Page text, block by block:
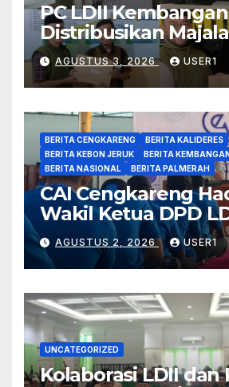
PC LDII Kembangan
Distribusikan
Nuansa kepada
Forkopimcam dan
Agama
AGUSTUS 3, 2026 USER1
BERITA CENGKARENG
BERITA KALIDERES
BERITA KEBON JERUK
BERITA
BERITA NASIONAL
BERITA PALMERAH
CAI Cengkareng
Wakil Ketua DPD
Jakarta Barat
AGUSTUS 2, 2026 USER1
UNCATEGORIZED
Kolaborasi LDII dan